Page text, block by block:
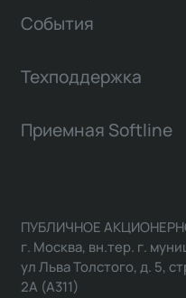
События
Техподдержка
Приемная Softline
ПУБЛИЧНОЕ
г. Москва, вн.тер. г.
ул Льва Толстого, д. 5,
2А (А311)